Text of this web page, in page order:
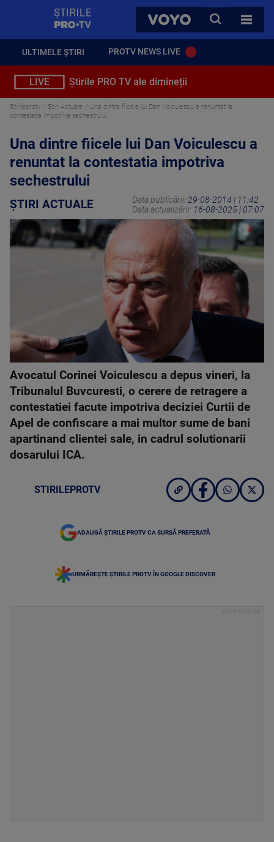
VOYO
CAUTA
TOATE
ULTIMELE ȘTIRI PROTV NEWS LIVE
LIVE Știrile PRO TV ale dimineții
Stirileprotv Știri Actuale
Una dintre fiicele lui Dan Voiculescu a renuntat la
contestatia impotriva sechestrului
Una dintre fiicele lui Dan Voiculescu a
renuntat la contestatia impotriva
sechestrului
ȘTIRI ACTUALE Data publicării: 29-08-2014 | 11:42
Data actualizării: 16-08-2025 | 07:07
Avocatul Corinei Voiculescu a depus vineri, la
Tribunalul Buvcuresti, o cerere de retragere a
contestatiei facute impotriva deciziei Curtii de
Apel de confiscare a mai multor sume de bani
apartinand clientei sale, in cadrul solutionarii
dosarului ICA.
STIRILEPROTV
ADAUGĂ ȘTIRILE PROTV CA SURSĂ PREFERATĂ
URMĂREȘTE ȘTIRILE PROTV ÎN GOOGLE DISCOVER